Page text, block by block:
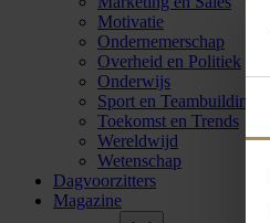
Motivatie
Ondernemerschap
Overheid en Politiek
Onderwijs
Sport en Teambuilding
Toekomst en Trends
Wereldwijd
Wetenschap
Dagvoorzitters
Magazine